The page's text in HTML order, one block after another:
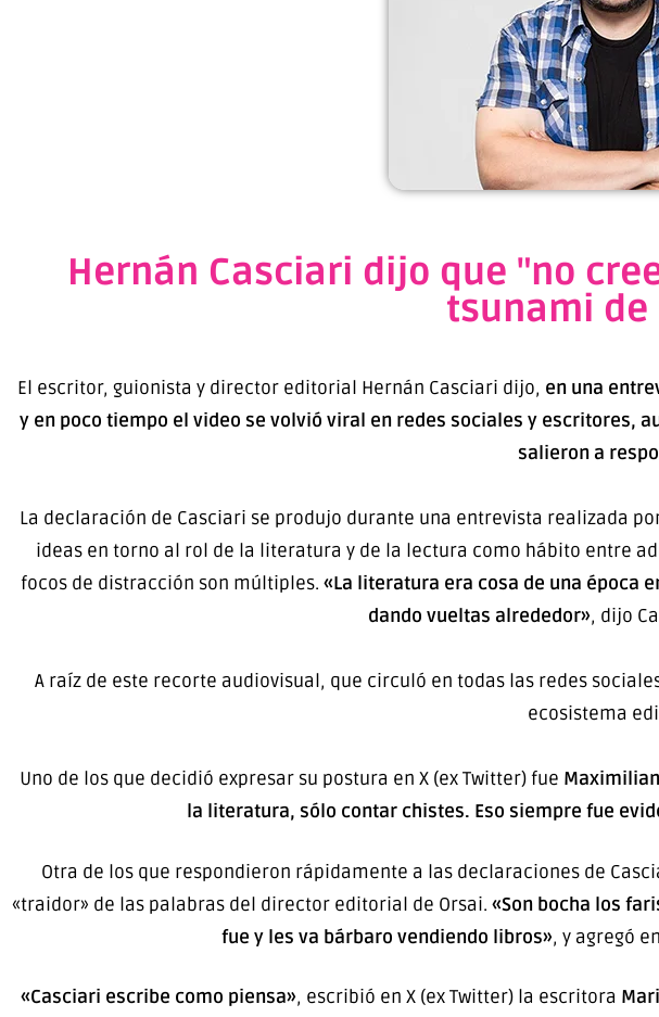
Hernán Casciari dijo que "no
tsunami
El escritor, guionista y director editorial Hernán Casciari dijo, en una
y en poco tiempo el video se volvió viral en redes sociales y escritores,
salieron a
La declaración de Casciari se produjo durante una entrevista realizada
ideas en torno al rol de la literatura y de la lectura como hábito entre
focos de distracción son múltiples. «La literatura era cosa de una época
dando vueltas alrededor», dijo
A raíz de este recorte audiovisual, que circuló en todas las redes
ecosistema
Uno de los que decidió expresar su postura en X (ex Twitter) fue
la literatura, sólo contar chistes. Eso siempre fue
Otra de los que respondieron rápidamente a las declaraciones de
«traidor» de las palabras del director editorial de Orsai. «Son bocha los
fue y les va bárbaro vendiendo libros», y agregó
«Casciari escribe como piensa», escribió en X (ex Twitter) la escritora